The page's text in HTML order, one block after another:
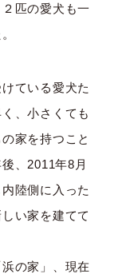
匹の愛犬も一
ている愛犬た
、小さくても
家を持つこと
、2011年8月
陸側に入った
い家を建てて
の家」、現在